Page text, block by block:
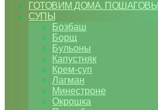
ГОТОВИМ ДОМА.
СУПЫ
Бозбаш
Борщ
Бульоны
Капустняк
Крем-суп
Лагман
Минестроне
Окрошка